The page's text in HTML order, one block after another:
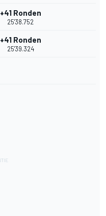
+41 Ronden
25'38.752
+41 Ronden
25'39.324